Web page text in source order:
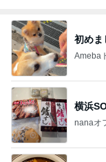
初めま
Ameba
横浜
nanaオ